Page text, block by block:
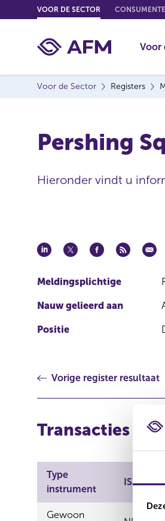
o
o
VOOR DE SECTOR
Voor
Voor de Sector Registers
Pershing
Hieronder vindt u
Meldingsplichtige
Nauw gelieerd aan
Positie
Vorige register resultaat
Transacties
Type
instrument
ISIN
Gewoon